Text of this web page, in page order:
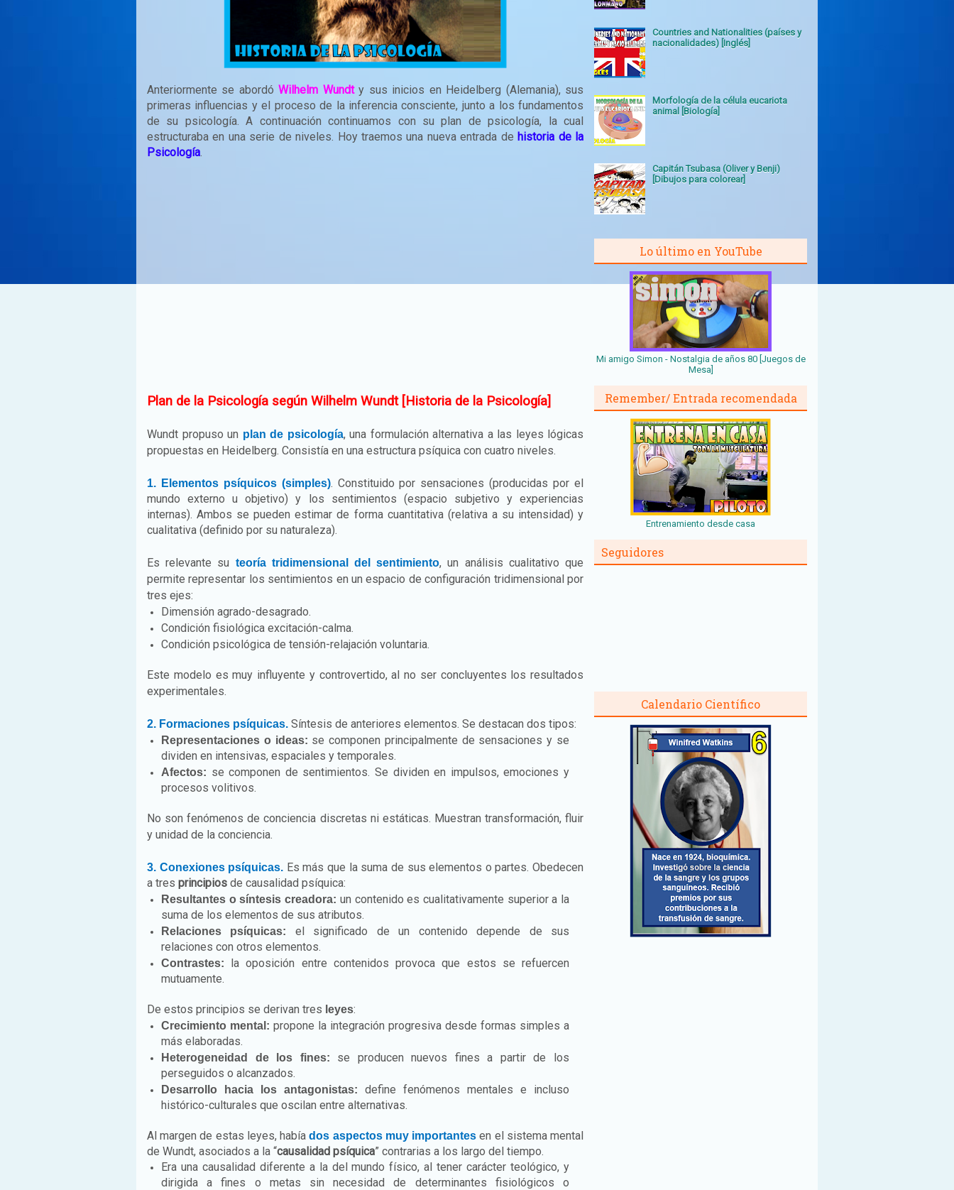
Anteriormente se abordóWilhelm Wundty sus inicios en Heidelberg (Alemania), sus
primeras influencias y el proceso de la inferencia consciente, junto a los fundamentos
de su psicología. A continuación continuamos con su plan de psicología, la cual
estructuraba en una serie de niveles. Hoy traemos una nueva entrada dehistoria de la
Psicología.
Plan de la Psicología según Wilhelm Wundt [Historia de la Psicología]
Wundt propuso un plan de psicología, una formulación alternativa a las leyes lógicas
propuestas en Heidelberg. Consistía en una estructura psíquica con cuatro niveles.
1. Elementos psíquicos (simples). Constituido por sensaciones (producidas por el
mundo externo u objetivo) y los sentimientos (espacio subjetivo y experiencias
internas). Ambos se pueden estimar de forma cuantitativa (relativa a su intensidad) y
cualitativa (definido por su naturaleza).
Es relevante su teoría tridimensional del sentimiento, un análisis cualitativo que
permite representar los sentimientos en un espacio de configuración tridimensional por
tres ejes:
Dimensión agrado-desagrado.
Condición fisiológica excitación-calma.
Condición psicológica de tensión-relajación voluntaria.
Este modelo es muy influyente y controvertido, al no ser concluyentes los resultados
experimentales.
2. Formaciones psíquicas. Síntesis de anteriores elementos. Se destacan dos tipos:
Representaciones o ideas: se componen principalmente de sensaciones y se
dividen en intensivas, espaciales y temporales.
Afectos: se componen de sentimientos. Se dividen en impulsos, emociones y
procesos volitivos.
No son fenómenos de conciencia discretas ni estáticas. Muestran transformación, fluir
y unidad de la conciencia.
3. Conexiones psíquicas. Es más que la suma de sus elementos o partes. Obedecen
a tres principios de causalidad psíquica:
Resultantes o síntesis creadora: un contenido es cualitativamente superior a la
suma de los elementos de sus atributos.
Relaciones psíquicas:
el significado de un contenido depende de sus
relaciones con otros elementos.
Contrastes:
la oposición entre contenidos provoca que estos se refuercen
mutuamente.
De estos principios se derivan tres leyes:
Crecimiento mental: propone la integración progresiva desde formas simples a
más elaboradas.
Heterogeneidad de los fines: se producen nuevos fines a partir de los
perseguidos o alcanzados.
Desarrollo hacia los antagonistas:
define fenómenos mentales e incluso
histórico-culturales que oscilan entre alternativas.
Al margen de estas leyes, habíados aspectos muy importantes en el sistema mental
de Wundt, asociados a la “causalidad psíquica” contrarias a los largo del tiempo.
Era una causalidad diferente a la del mundo físico, al tener carácter teológico, y
dirigida a fines o metas sin necesidad de determinantes fisiológicos o
Countries and Nationalities (países y
nacionalidades) [Inglés]
Morfología de la célula eucariota
animal [Biología]
Capitán Tsubasa (Oliver y Benji)
[Dibujos para colorear]
Lo último en YouTube
Mi amigo Simon - Nostalgia de años 80 [Juegos de
Mesa]
Remember/ Entrada recomendada
Entrenamiento desde casa
Seguidores
Calendario Científico